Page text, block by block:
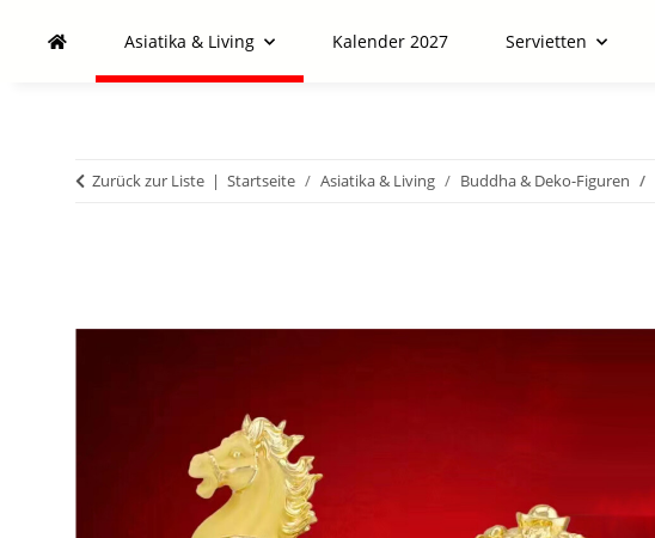
Asiatika & Living Kalender 2027 Servietten
Zurück zur Liste Startseite Asiatika & Living Buddha & Deko-Figuren